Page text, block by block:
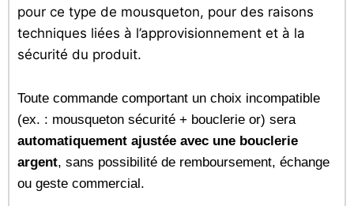
pour ce type de mousqueton, pour des raisons
techniques liées à l’approvisionnement et à la
sécurité du produit.
Toute commande comportant un choix incompatible
(ex. : mousqueton sécurité + bouclerie or) sera
automatiquement ajustée avec une bouclerie
argent, sans possibilité de remboursement, échange
ou geste commercial.